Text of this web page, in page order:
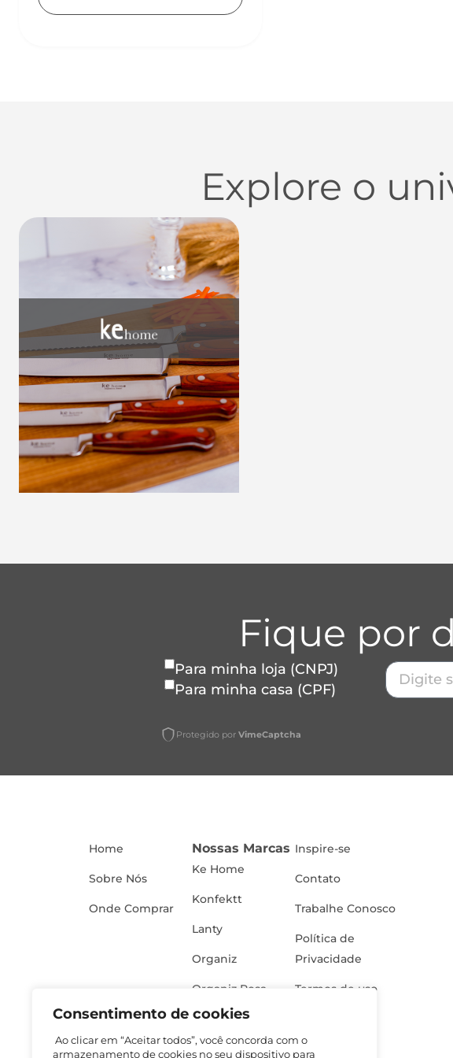
Consentimento de cookies
Ao clicar em “Aceitar todos”, você concorda com o
armazenamento de cookies no seu dispositivo para
Explore o
Utensílios do Lar
Fique por
Para minha loja (CNPJ)
Para minha casa (CPF)
Protegido por VimeCaptcha
Home
Sobre Nós
Onde Comprar
Nossas Marcas
Ke Home
Konfektt
Lanty
Organiz
Organiz Rosa
Inspire-se
Contato
Trabalhe Conosco
Política de
Privacidade
Termos de uso